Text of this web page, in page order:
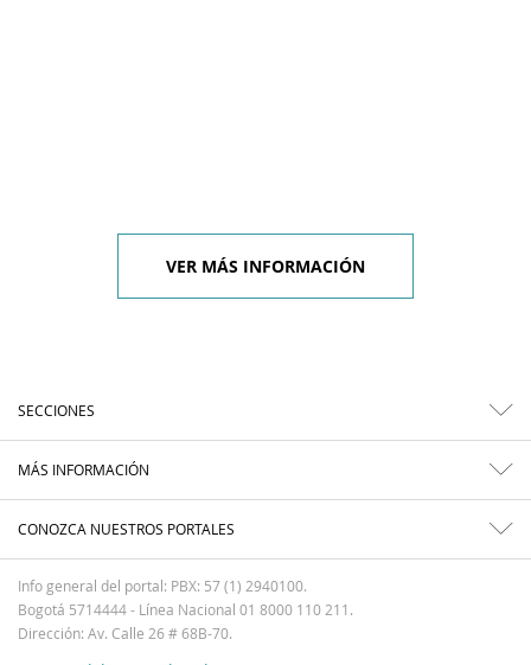
VER MÁS INFORMACIÓN
SECCIONES
MÁS INFORMACIÓN
CONOZCA NUESTROS PORTALES
Info general del portal: PBX: 57 (1) 2940100.
Bogotá 5714444 - Línea Nacional 01 8000 110 211.
Dirección: Av. Calle 26 # 68B-70.